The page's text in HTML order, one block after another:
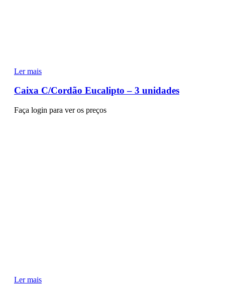
Ler mais
Caixa C/Cordão Eucalipto – 3 unidades
Faça login para ver os preços
Ler mais